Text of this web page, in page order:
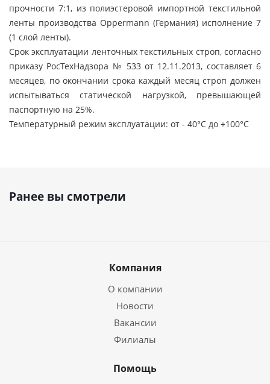
прочности 7:1, из полиэстеровой импортной текстильной
ленты производства Oppermann (Германия) исполнение 7
(1 слой ленты).
Срок эксплуатации ленточных текстильных строп, согласно
приказу РосТехНадзора № 533 от 12.11.2013, составляет 6
месяцев, по окончании срока каждый месяц строп должен
испытываться статической нагрузкой, превышающей
паспортную на 25%.
Температурный режим эксплуатации: от - 40°С до +100°С
Ранее вы смотрели
Компания
О компании
Новости
Вакансии
Филиалы
Помощь